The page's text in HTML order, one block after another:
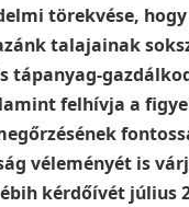
törekvése,
talajainak
tápanyag-
felhívja a
véleményét is
kérdőívét július